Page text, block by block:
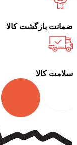
ضمانت بازگشت کالا
سلامت کالا